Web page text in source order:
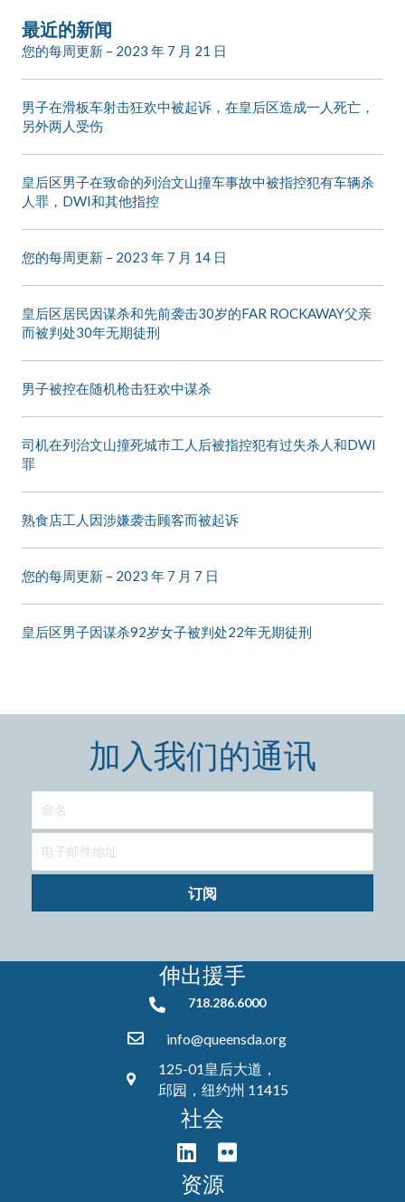
最近的新闻
您的每周更新 – 2023 年 7 月 21 日
男子在滑板车射击狂欢中被起诉，在皇后区造成一人死亡，
另外两人受伤
皇后区男子在致命的列治文山撞车事故中被指控犯有车辆杀
人罪，DWI和其他指控
您的每周更新 – 2023 年 7 月 14 日
皇后区居民因谋杀和先前袭击30岁的FAR ROCKAWAY父亲
而被判处30年无期徒刑
男子被控在随机枪击狂欢中谋杀
司机在列治文山撞死城市工人后被指控犯有过失杀人和DWI
罪
熟食店工人因涉嫌袭击顾客而被起诉
您的每周更新 – 2023 年 7 月 7 日
皇后区男子因谋杀92岁女子被判处22年无期徒刑
加入我们的通讯
订阅
伸出援手
718.286.6000718.286.6000
info@queensda.org
125-01皇后大道，
邱园，纽约州 11415
社会
资源